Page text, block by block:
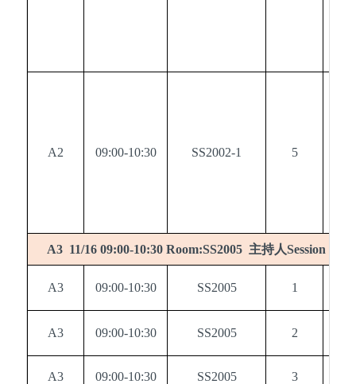
A2 09:00-10:30 SS2002-1 5
A3 11/16 09:00-10:30 Room:SS2005 主持人Session
A3 09:00-10:30 SS2005 1
A3 09:00-10:30 SS2005 2
A3 09:00-10:30 SS2005 3